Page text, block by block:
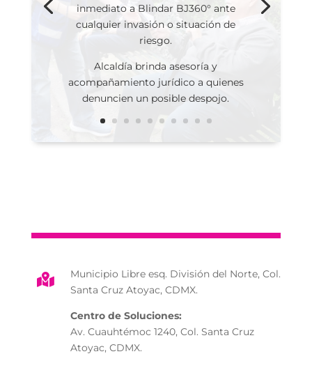
inmediato a Blindar BJ360° ante
cualquier invasión o situación de
riesgo.
Alcaldía brinda asesoría y
acompañamiento jurídico a quienes
denuncien un posible despojo.

Municipio Libre esq. División del Norte, Col.
Santa Cruz Atoyac, CDMX.
Centro de Soluciones:
Av. Cuauhtémoc 1240, Col. Santa Cruz
Atoyac, CDMX.